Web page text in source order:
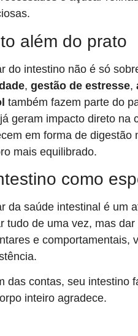
além do prato
do intestino não é só
, gestão de estresse,
também fazem parte do
geram impacto direto na
em forma de digestão
mais equilibrado.
como
da saúde intestinal é um
tudo de uma vez, mas
e comportamentais,
das contas, seu intestino
inteiro agradece.